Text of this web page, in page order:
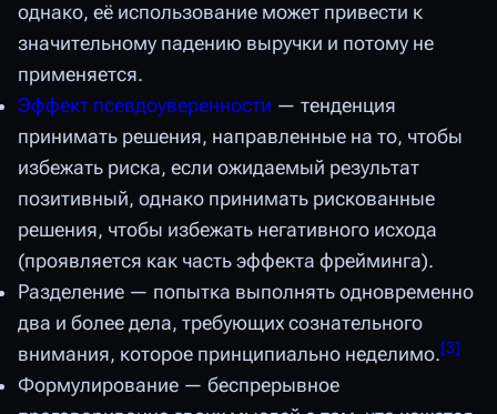
однако, её использование может привести к
значительному падению выручки и потому не
применяется.
Эффект псевдоуверенности — тенденция
принимать решения, направленные на то, чтобы
избежать риска, если ожидаемый результат
позитивный, однако принимать рискованные
решения, чтобы избежать негативного исхода
(проявляется как часть эффекта фрейминга).
Разделение — попытка выполнять одновременно
два и более дела, требующих сознательного
внимания, которое принципиально неделимо.[3]
Формулирование — беспрерывное